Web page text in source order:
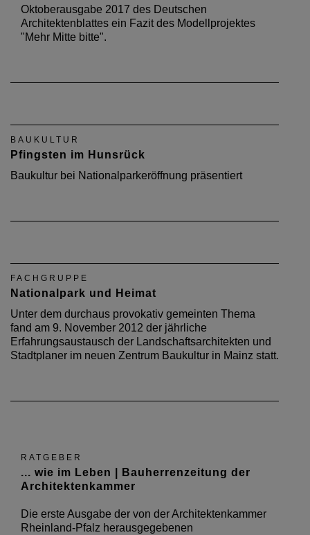
Oktoberausgabe 2017 des Deutschen
Architektenblattes ein Fazit des Modellprojektes
"Mehr Mitte bitte".
BAUKULTUR
Pfingsten im Hunsrück
Baukultur bei Nationalparkeröffnung präsentiert
FACHGRUPPE
Nationalpark und Heimat
Unter dem durchaus provokativ gemeinten Thema
fand am 9. November 2012 der jährliche
Erfahrungsaustausch der Landschaftsarchitekten und
Stadtplaner im neuen Zentrum Baukultur in Mainz statt.
RATGEBER
... wie im Leben | Bauherrenzeitung der
Architektenkammer
Die erste Ausgabe der von der Architektenkammer
Rheinland-Pfalz herausgegebenen